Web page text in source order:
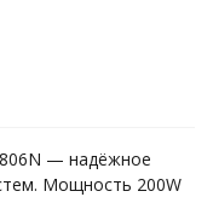
— надёжное
Мощность 200W